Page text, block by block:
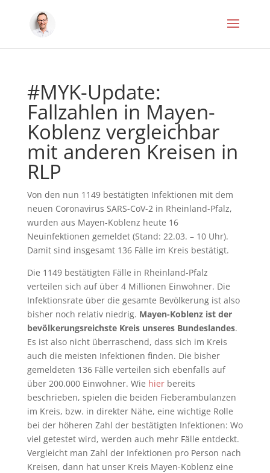
#MYK-Update:
Fallzahlen in Mayen-
Koblenz vergleichbar
mit anderen Kreisen in
RLP
Von den nun 1149 bestätigten Infektionen mit dem
neuen Coronavirus SARS-CoV-2 in Rheinland-Pfalz,
wurden aus Mayen-Koblenz heute 16
Neuinfektionen gemeldet (Stand: 22.03. – 10 Uhr).
Damit sind insgesamt 136 Fälle im Kreis bestätigt.
Die 1149 bestätigten Fälle in Rheinland-Pfalz
verteilen sich auf über 4 Millionen Einwohner. Die
Infektionsrate über die gesamte Bevölkerung ist also
bisher noch relativ niedrig. Mayen-Koblenz ist der
bevölkerungsreichste Kreis unseres Bundeslandes.
Es ist also nicht überraschend, dass sich im Kreis
auch die meisten Infektionen finden. Die bisher
gemeldeten 136 Fälle verteilen sich ebenfalls auf
über 200.000 Einwohner. Wie hierbereits
beschrieben, spielen die beiden Fieberambulanzen
im Kreis, bzw. in direkter Nähe, eine wichtige Rolle
bei der höheren Zahl der bestätigten Infektionen: Wo
viel getestet wird, werden auch mehr Fälle entdeckt.
Vergleicht man Zahl der Infektionen pro Person nach
Kreisen, dann hat unser Kreis Mayen-Koblenz eine